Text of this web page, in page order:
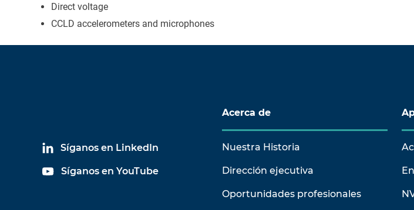
Direct voltage
CCLD accelerometers and microphones
Síganos en LinkedIn
Síganos en YouTube
Acerca de
Nuestra Historia
Dirección ejecutiva
Oportunidades profesionales